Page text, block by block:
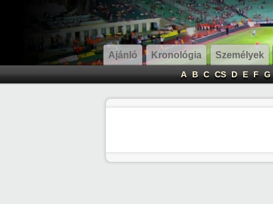
Ajánló Kronológia Személyek
A B C CS D E F G